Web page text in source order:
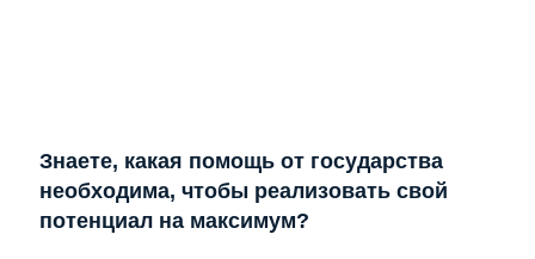
Знаете, какая помощь от государства
необходима, чтобы реализовать свой
потенциал на максимум?